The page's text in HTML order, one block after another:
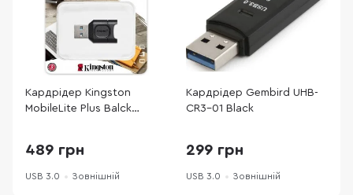
Кардрідер Kingston
MobileLite Plus Balck
489 грн
USB 3.0 Зовнішній
Кардрідер Gembird UHB-
CR3-01 Black
299 грн
USB 3.0 Зовнішній